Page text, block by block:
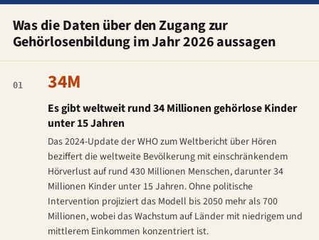
Was die Daten über den Zugang zur
Gehörlosenbildung im Jahr 2026 aussagen
01 34M
Es gibt weltweit rund 34 Millionen gehörlose Kinder
unter 15 Jahren
Das 2024-Update der WHO zum Weltbericht über Hören
beziffert die weltweite Bevölkerung mit einschränkendem
Hörverlust auf rund 430 Millionen Menschen, darunter 34
Millionen Kinder unter 15 Jahren. Ohne politische
Intervention projiziert das Modell bis 2050 mehr als 700
Millionen, wobei das Wachstum auf Länder mit niedrigem und
mittlerem Einkommen konzentriert ist.